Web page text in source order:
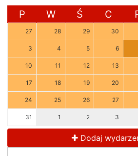
P W Ś C
27 28 29 30
3 4 5 6
10 11 12 13
17 18 19 20
24 25 26 27
31 1 2 3
Dodaj